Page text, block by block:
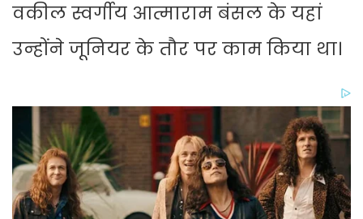
वकील स्वर्गीय आत्माराम बंसल के यहां
उन्होंने जूनियर के तौर पर काम किया था।